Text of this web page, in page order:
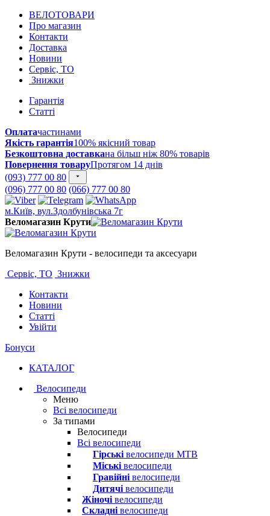
ВЕЛОТОВАРИ
Про магазин
Контакти
Доставка
Новини
Сервіс, ТО
Знижки
Гарантія
Статті
Оплатачастинами
Якість гарантія100% якісний товар
Безкоштовна доставкана більш ніж 80% товарів
Повернення товаруПротягом 14 днів
(093) 777 00 80
(096) 777 00 80 (066) 777 00 80
м.Київ, вул.Здолбунівська 7г
Веломагазин Крути
Веломагазин Крути - велосипеди та аксесуари
Сервіс, ТО Знижки
Контакти
Новини
Статті
Увійти
Бонуси
КАТАЛОГ
Велосипеди
Меню
Всі велосипеди
За типами
Велосипеди
Всі велосипеди
Гірські велосипеди MTB
Міські велосипеди
Гравійні велосипеди
Дитячі велосипеди
Жіночі велосипеди
Складні велосипеди